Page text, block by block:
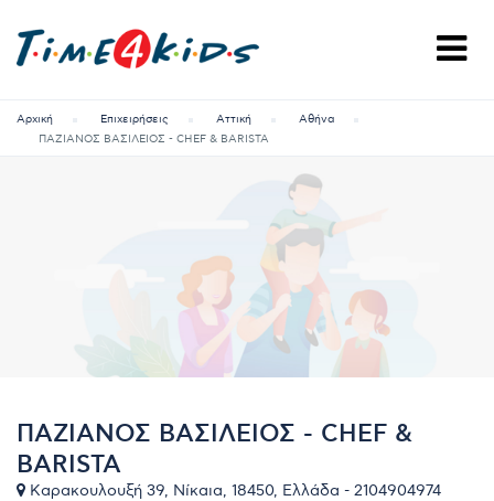
Αρχική Επιχειρήσεις Αττική
Αθήνα
ΠΑΖΙΑΝΟΣ ΒΑΣΙΛΕΙΟΣ - CHEF & BARISTA
ΠΑΖΙΑΝΟΣ ΒΑΣΙΛΕΙΟΣ - CHEF &
BARISTA
Καρακουλουξή 39, Νίκαια, 18450, Ελλάδα - 2104904974